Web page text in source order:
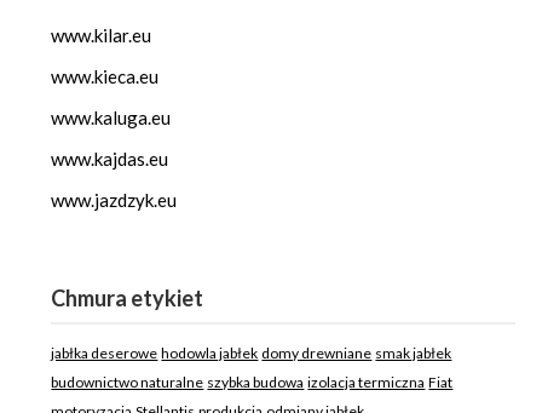
www.kilar.eu
www.kieca.eu
www.kaluga.eu
www.kajdas.eu
www.jazdzyk.eu
Chmura etykiet
jabłka deserowe hodowla jabłek domy drewniane smak jabłek
budownictwo naturalne szybka budowa izolacja termiczna Fiat